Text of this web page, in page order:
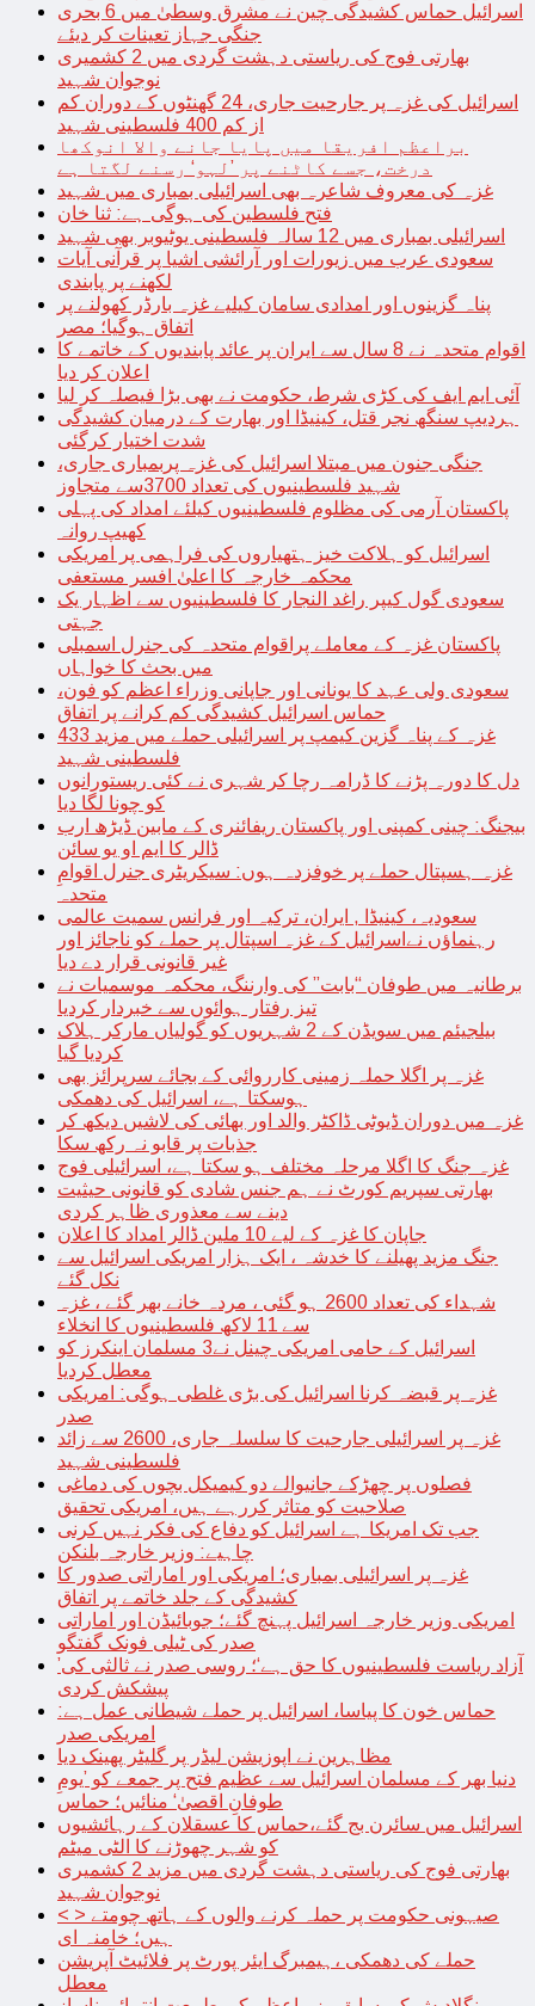
اسرائیل حماس کشیدگی چین نے مشرق وسطیٰ میں 6 بحری
جنگی جہاز تعینات کر دیئے
بھارتی فوج کی ریاستی دہشت گردی میں 2 کشمیری
نوجوان شہید
اسرائیل کی غزہ پر جارحیت جاری، 24 گھنٹوں کے دوران کم
از کم 400 فلسطینی شہید
براعظم افریقا میں پایا جانے والا انوکھا
درخت، جسے کاٹنے پر ’لہو‘ رسنے لگتا ہے
غزہ کی معروف شاعرہ بھی اسرائیلی بمباری میں شہید
فتح فلسطین کی ہوگی ہے: ثنا خان
اسرائیلی بمباری میں 12 سالہ فلسطینی یوٹیوبر بھی شہید
سعودی عرب میں زیورات اور آرائشی اشیا پر قرآنی آیات
لکھنے پر پابندی
پناہ گزینوں اور امدادی سامان کیلیے غزہ بارڈر کھولنے پر
اتفاق ہوگیا؛ مصر
اقوام متحدہ نے 8 سال سے ایران پر عائد پابندیوں کے خاتمے کا
اعلان کر دیا
آئی ایم ایف کی کڑی شرط، حکومت نے بھی بڑا فیصلہ کر لیا
ہردیپ سنگھ نجر قتل، کینیڈا اور بھارت کے درمیان کشیدگی
شدت اختیار کرگئی
جنگی جنون میں مبتلا اسرائیل کی غزہ پربمباری جاری،
شہید فلسطینیوں کی تعداد 3700سے متجاوز
پاکستان آرمی کی مظلوم فلسطینیوں کیلئے امداد کی پہلی
کھیپ روانہ
اسرائیل کو ہلاکت خیز ہتھیاروں کی فراہمی پر امریکی
محکمہ خارجہ کا اعلیٰ افسر مستعفی
سعودی گول کیپر راغد النجار کا فلسطینیوں سے اظہار یک
جہتی
پاکستان غزہ کے معاملے پراقوام متحدہ کی جنرل اسمبلی
میں بحث کا خواہاں
سعودی ولی عہد کا یونانی اور جاپانی وزراء اعظم کو فون،
حماس اسرائیل کشیدگی کم کرانے پر اتفاق
غزہ کے پناہ گزین کیمپ پر اسرائیلی حملے میں مزید 433
فلسطینی شہید
دل کا دورہ پڑنے کا ڈرامہ رچا کر شہری نے کئی ریستورانوں
کو چونا لگا دیا
بیجنگ: چینی کمپنی اور پاکستان ریفائنری کے مابین ڈیڑھ ارب
ڈالر کا ایم او یو سائن
غزہ ہسپتال حملے پر خوفزدہ ہوں: سیکریٹری جنرل اقوامِ
متحدہ
سعودیہ، کینیڈا , ایران، ترکیہ اور فرانس سمیت عالمی
رہنماؤں نےاسرائیل کے غزہ اسپتال پر حملے کو ناجائز اور
غیر قانونی قرار دے دیا
برطانیہ میں طوفان “بابت” کی وارننگ، محکمہ موسمیات نے
تیز رفتار ہوائوں سے خبردار کردیا
بیلجیئم میں سویڈن کے 2 شہریوں کو گولیاں مارکر ہلاک
کردیا گیا
غزہ پر اگلا حملہ زمینی کارروائی کے بجائے سرپرائز بھی
ہوسکتا ہے، اسرائیل کی دھمکی
غزہ میں دوران ڈیوٹی ڈاکٹر والد اور بھائی کی لاشیں دیکھ کر
جذبات پر قابو نہ رکھ سکا
غزہ جنگ کا اگلا مرحلہ مختلف ہو سکتا ہے، اسرائیلی فوج
بھارتی سپریم کورٹ نے ہم جنس شادی کو قانونی حیثیت
دینے سے معذوری ظاہر کردی
جاپان کا غزہ کے لیے 10 ملین ڈالر امداد کا اعلان
جنگ مزید پھیلنے کا خدشہ ، ایک ہزار امریکی اسرائیل سے
نکل گئے
شہداء کی تعداد 2600 ہو گئی ، مردہ خانے بھر گئے ، غزہ
سے 11 لاکھ فلسطینیوں کا انخلاء
اسرائیل کے حامی امریکی چینل نے3 مسلمان اینکرز کو
معطل کردیا
غزہ پر قبضہ کرنا اسرائیل کی بڑی غلطی ہوگی: امریکی
صدر
غزہ پر اسرائیلی جارحیت کا سلسلہ جاری، 2600 سے زائد
فلسطینی شہید
فصلوں پر چھڑکے جانیوالے دو کیمیکل بچوں کی دماغی
صلاحیت کو متاثر کررہے ہیں، امریکی تحقیق
جب تک امریکا ہے اسرائیل کو دفاع کی فکر نہیں کرنی
چاہیے: وزیر خارجہ بلنکن
غزہ پر اسرائیلی بمباری؛ امریکی اور اماراتی صدور کا
کشیدگی کے جلد خاتمے پر اتفاق
امریکی وزیر خارجہ اسرائیل پہنچ گئے؛ جوبائیڈن اور اماراتی
صدر کی ٹیلی فونک گفتگو
’آزاد ریاست فلسطینیوں کا حق ہے‘؛ روسی صدر نے ثالثی کی
پیشکش کردی
حماس خون کا پیاسا، اسرائیل پر حملے شیطانی عمل ہے:
امریکی صدر
مظاہرین نے اپوزیشن لیڈر پر گلیٹر پھینک دیا
دنیا بھر کے مسلمان اسرائیل سے عظیم فتح پر جمعے کو ’یومِ
طوفانِ اقصیٰ‘ منائیں؛ حماس
اسرائیل میں سائرن بج گئے،حماس کا عسقلان کے رہائشیوں
کو شہر چھوڑنے کا الٹی میٹم
بھارتی فوج کی ریاستی دہشت گردی میں مزید 2 کشمیری
نوجوان شہید
< > صیہونی حکومت پر حملہ کرنے والوں کے ہاتھ چومتے
ہیں؛ خامنہ ای
حملے کی دھمکی ،ہیمبرگ ایئر پورٹ پر فلائیٹ آپریشن
معطل